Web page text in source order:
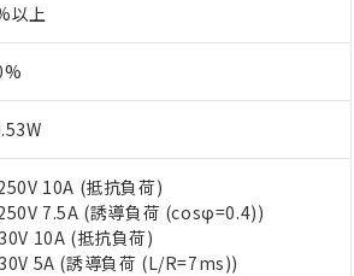
以上
10A (抵抗負荷)
7.5A (誘導負荷 (cosφ=0.4))
10A (抵抗負荷)
5A (誘導負荷 (L/R=7ms))